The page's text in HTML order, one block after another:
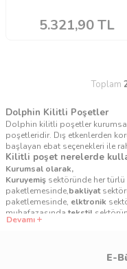
5.321,90TL
Toplam
Dolphin Kilitli Poşetler
Dolphin kilitli poşetler
poşetleridir. Dış etkenlerden
başlayan ebat seçenekleri ile
Kilitli poşet nerelerde
Kurumsal olarak,
Kuruyemiş sektöründe her türlü
paketlemesinde,bakliyat
paketlemesinde, elktronik
muhafazasında, tekstil
muhafazasında,
Devamı
E-